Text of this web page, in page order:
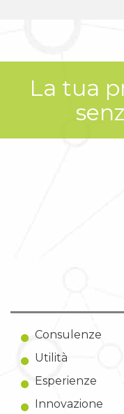
La tua
Consulenze
Utilità
Esperienze
Innovazione